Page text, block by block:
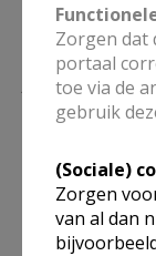
Lees
Zorgen dat
portaal
toe via de
gebruik
(Sociale)
Zorgen
van al dan